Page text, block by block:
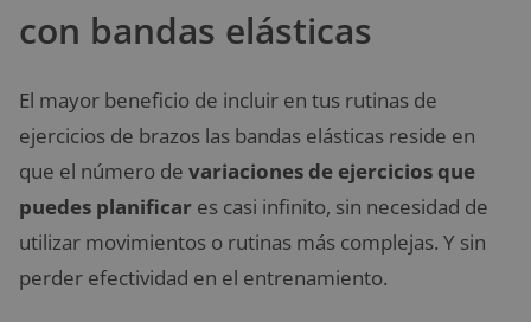
con bandas elásticas
El mayor beneficio de incluir en tus rutinas de
ejercicios de brazos las bandas elásticas reside en
que el número de variaciones de ejercicios que
puedes planificar es casi infinito, sin necesidad de
utilizar movimientos o rutinas más complejas. Y sin
perder efectividad en el entrenamiento.